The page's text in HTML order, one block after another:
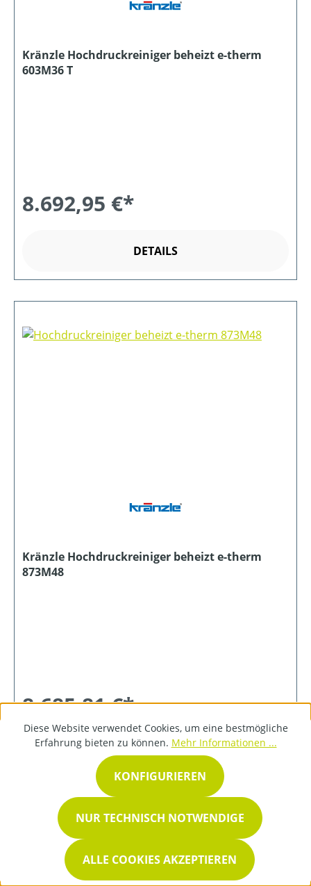
Kränzle Hochdruckreiniger beheizt e-therm
603M36 T
8.692,95 €*
DETAILS
Kränzle Hochdruckreiniger beheizt e-therm
873M48
8.685,81 €*
DETAILS
Diese Website verwendet Cookies, um eine bestmögliche
Erfahrung bieten zu können. Mehr Informationen ...
NUR TECHNISCH NOTWENDIGE
KONFIGURIEREN
ALLE COOKIES AKZEPTIEREN